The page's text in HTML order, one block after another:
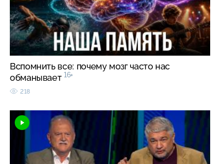
Вспомнить все: почему мозг часто нас
обманывает 16+
218